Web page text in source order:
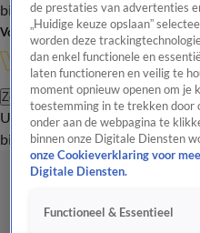
bijwonenPodcastShop
Volg Vandaag Inside
Zoeken
UitzendingenVandaag Inside
bijwonen
de prestaties van advertenties
„Huidige keuze opslaan”
worden deze
dan enkel functionele en
laten functioneren en veilig te
moment opnieuw openen om je
toestemming in te trekken door
onder aan de webpagina te
binnen onze Digitale Diensten
onze Cookieverklaring voor
Digitale Diensten.
Functioneel & Essentieel